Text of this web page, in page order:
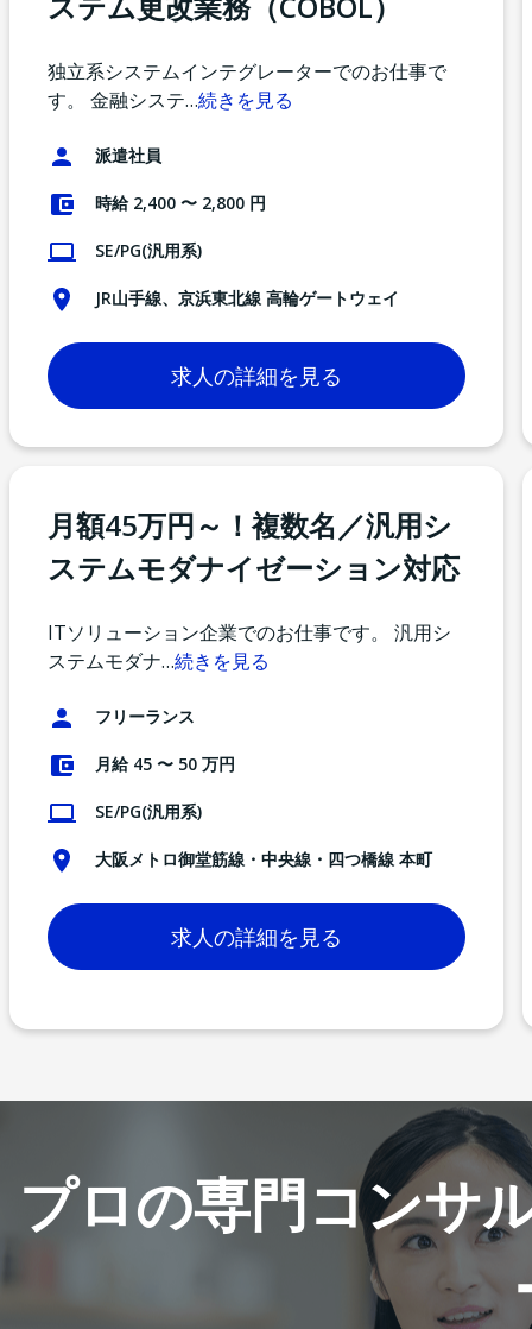
独立系システムインテグレーターでのお仕事で
す。 金融システ…続きを見る
派遣社員
時給 2,400 〜 2,800 円
SE/PG(汎用系)
JR山手線、京浜東北線 高輪ゲートウェイ
求人の詳細を見る
月額45万円～！複数名／汎用シ
ステムモダナイゼーション対応
ITソリューション企業でのお仕事です。 汎用シ
ステムモダナ…続きを見る
フリーランス
月給 45 〜 50 万円
SE/PG(汎用系)
大阪メトロ御堂筋線・中央線・四つ橋線 本町
求人の詳細を見る
プロの専門コンサ